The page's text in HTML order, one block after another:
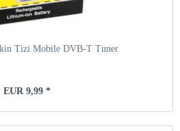
Tizi Mobile DVB-T Tuner
EUR 9,99 *